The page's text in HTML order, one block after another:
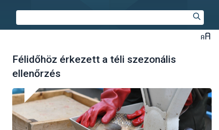
Félidőhöz érkezett a téli szezonális
ellenőrzés